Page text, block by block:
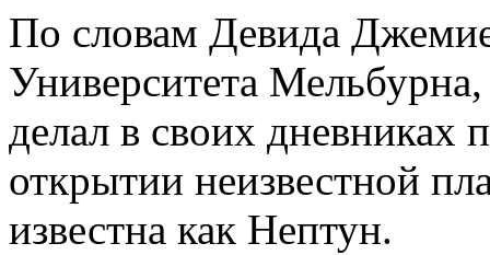
По словам Девида
Университета
делал в своих дневниках
открытии неизвестной
известна как Нептун.